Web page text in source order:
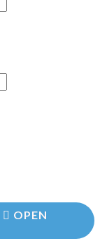
OPEN